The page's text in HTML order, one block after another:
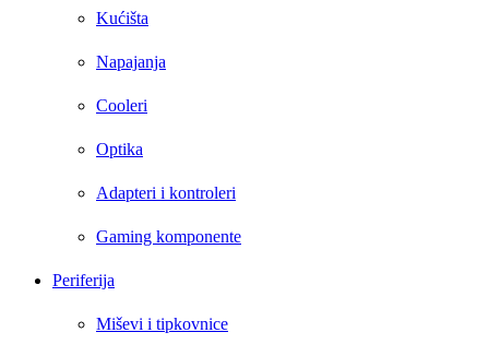
Kućišta
Napajanja
Cooleri
Optika
Adapteri i kontroleri
Gaming komponente
Periferija
Miševi i tipkovnice